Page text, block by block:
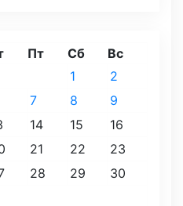
Пт Сб Вс
1
2
7 8
9
14 15
16
21 22
23
28 29
30